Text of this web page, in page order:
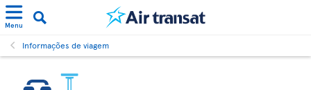
Menu
Informações de viagem